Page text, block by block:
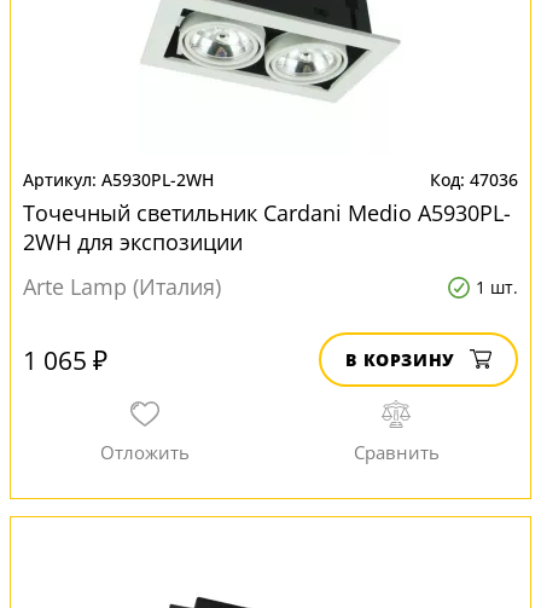
A5930PL-2WH 47036
Точечный светильник Cardani Medio A5930PL-
2WH для экспозиции
Arte Lamp (Италия)
1 шт.
1 065 ₽ В КОРЗИНУ